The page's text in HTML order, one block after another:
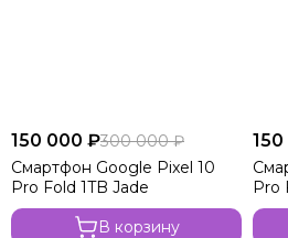
150 000 ₽300 000 ₽
Смартфон Google Pixel 10
Pro Fold 1TB Jade
В корзину
Pro